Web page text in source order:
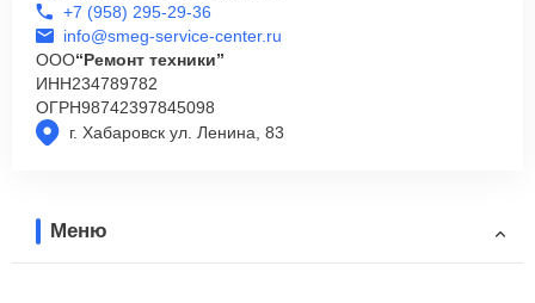
г. Хабаровск ул. Ленина, 83
+7 (958) 295-29-36
info@smeg-service-center.ru
ООО“Ремонт техники”
ИНН234789782
ОГРН98742397845098
Меню